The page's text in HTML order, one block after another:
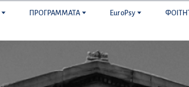
ΠΡΟΓΡΑΜΜΑΤΑ EuroPsy